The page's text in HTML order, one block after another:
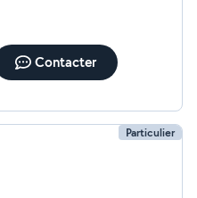
Contacter
Particulier